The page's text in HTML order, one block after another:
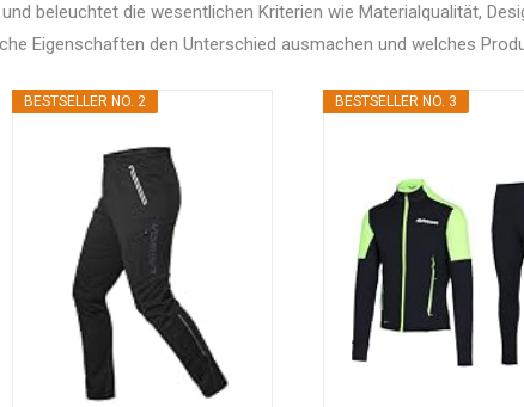
beleuchtet die wesentlichen Kriterien wie Materialqualität,
Eigenschaften den Unterschied ausmachen und welches
BESTSELLER NO. 2 BESTSELLER NO. 3